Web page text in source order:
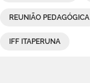
REUNIÃO PEDAGÓGICA
IFF ITAPERUNA